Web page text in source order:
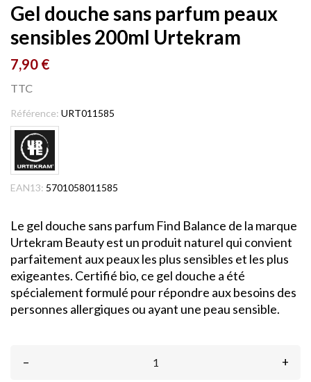
Gel douche sans parfum peaux
sensibles 200ml Urtekram
7,90 €
TTC
Référence: URT011585
EAN13: 5701058011585
Le gel douche sans parfum Find Balance de la marque
Urtekram Beauty est un produit naturel qui convient
parfaitement aux peaux les plus sensibles et les plus
exigeantes. Certifié bio, ce gel douche a été
spécialement formulé pour répondre aux besoins des
personnes allergiques ou ayant une peau sensible.
– +